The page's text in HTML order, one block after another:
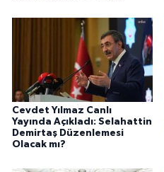
Cevdet Yılmaz Canlı
Yayında Açıkladı: Selahattin
Demirtaş Düzenlemesi
Olacak mı?